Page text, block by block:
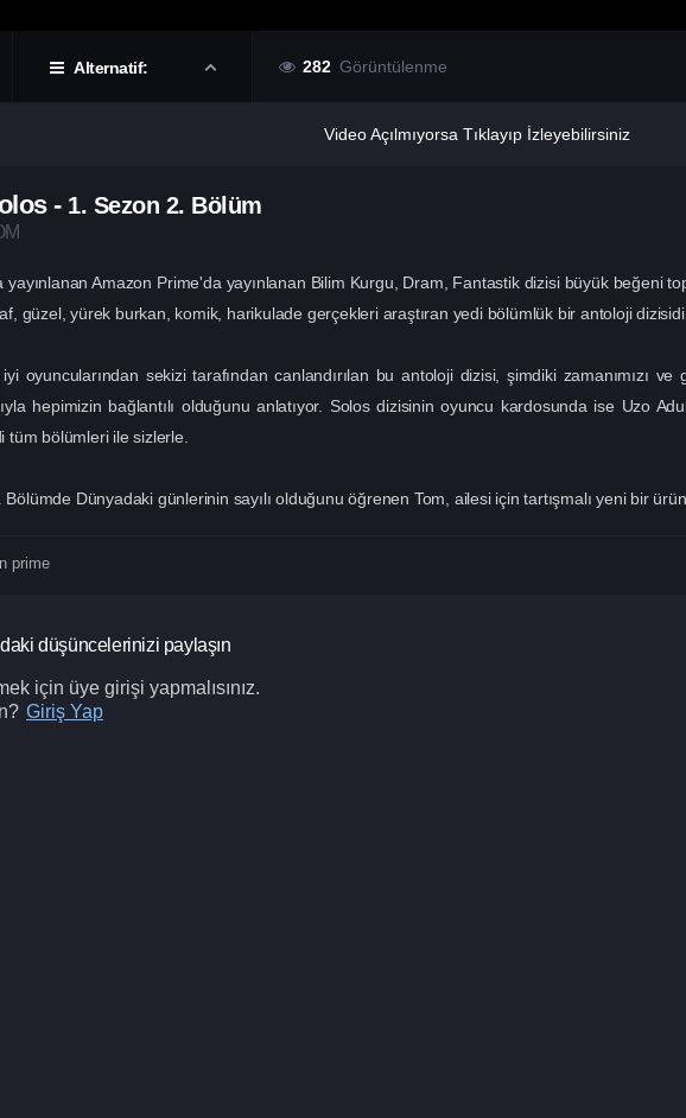
Alternatif: 282 Görüntülenme
Video Açılmıyorsa Tıklayıp İzleyebilirsiniz
- 1. Sezon 2. Bölüm
yayınlanan Amazon Prime'da yayınlanan Bilim Kurgu, Dram, Fantastik dizisi büyük beğeni
güzel, yürek burkan, komik, harikulade gerçekleri araştıran yedi bölümlük bir antoloji
iyi oyuncularından sekizi tarafından canlandırılan bu antoloji dizisi, şimdiki zamanımızı
hepimizin bağlantılı olduğunu anlatıyor. Solos dizisinin oyuncu kardosunda ise Uzo
tüm bölümleri ile sizlerle.
Dünyadaki günlerinin sayılı olduğunu öğrenen Tom, ailesi için tartışmalı yeni bir ürün
prime
düşüncelerinizi paylaşın
için üye girişi yapmalısınız.
Giriş Yap